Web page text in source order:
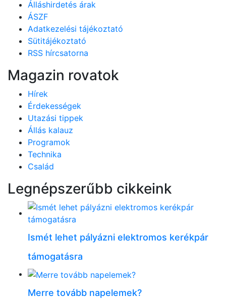
Álláshirdetés árak
ÁSZF
Adatkezelési tájékoztató
Sütitájékoztató
RSS hírcsatorna
Magazin rovatok
Hírek
Érdekességek
Utazási tippek
Állás kalauz
Programok
Technika
Család
Legnépszerűbb cikkeink
Ismét lehet pályázni elektromos kerékpár
támogatásra
Merre tovább napelemek?